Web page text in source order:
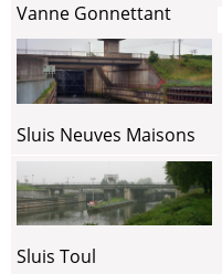
Vanne Gonnettant
Sluis Neuves Maisons
Sluis Toul